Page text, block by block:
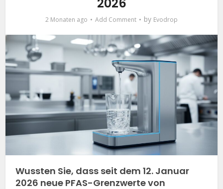
2 Monaten ago Add Comment by Evodrop
Wussten Sie, dass seit dem 12. Januar
2026 neue PFAS-Grenzwerte von